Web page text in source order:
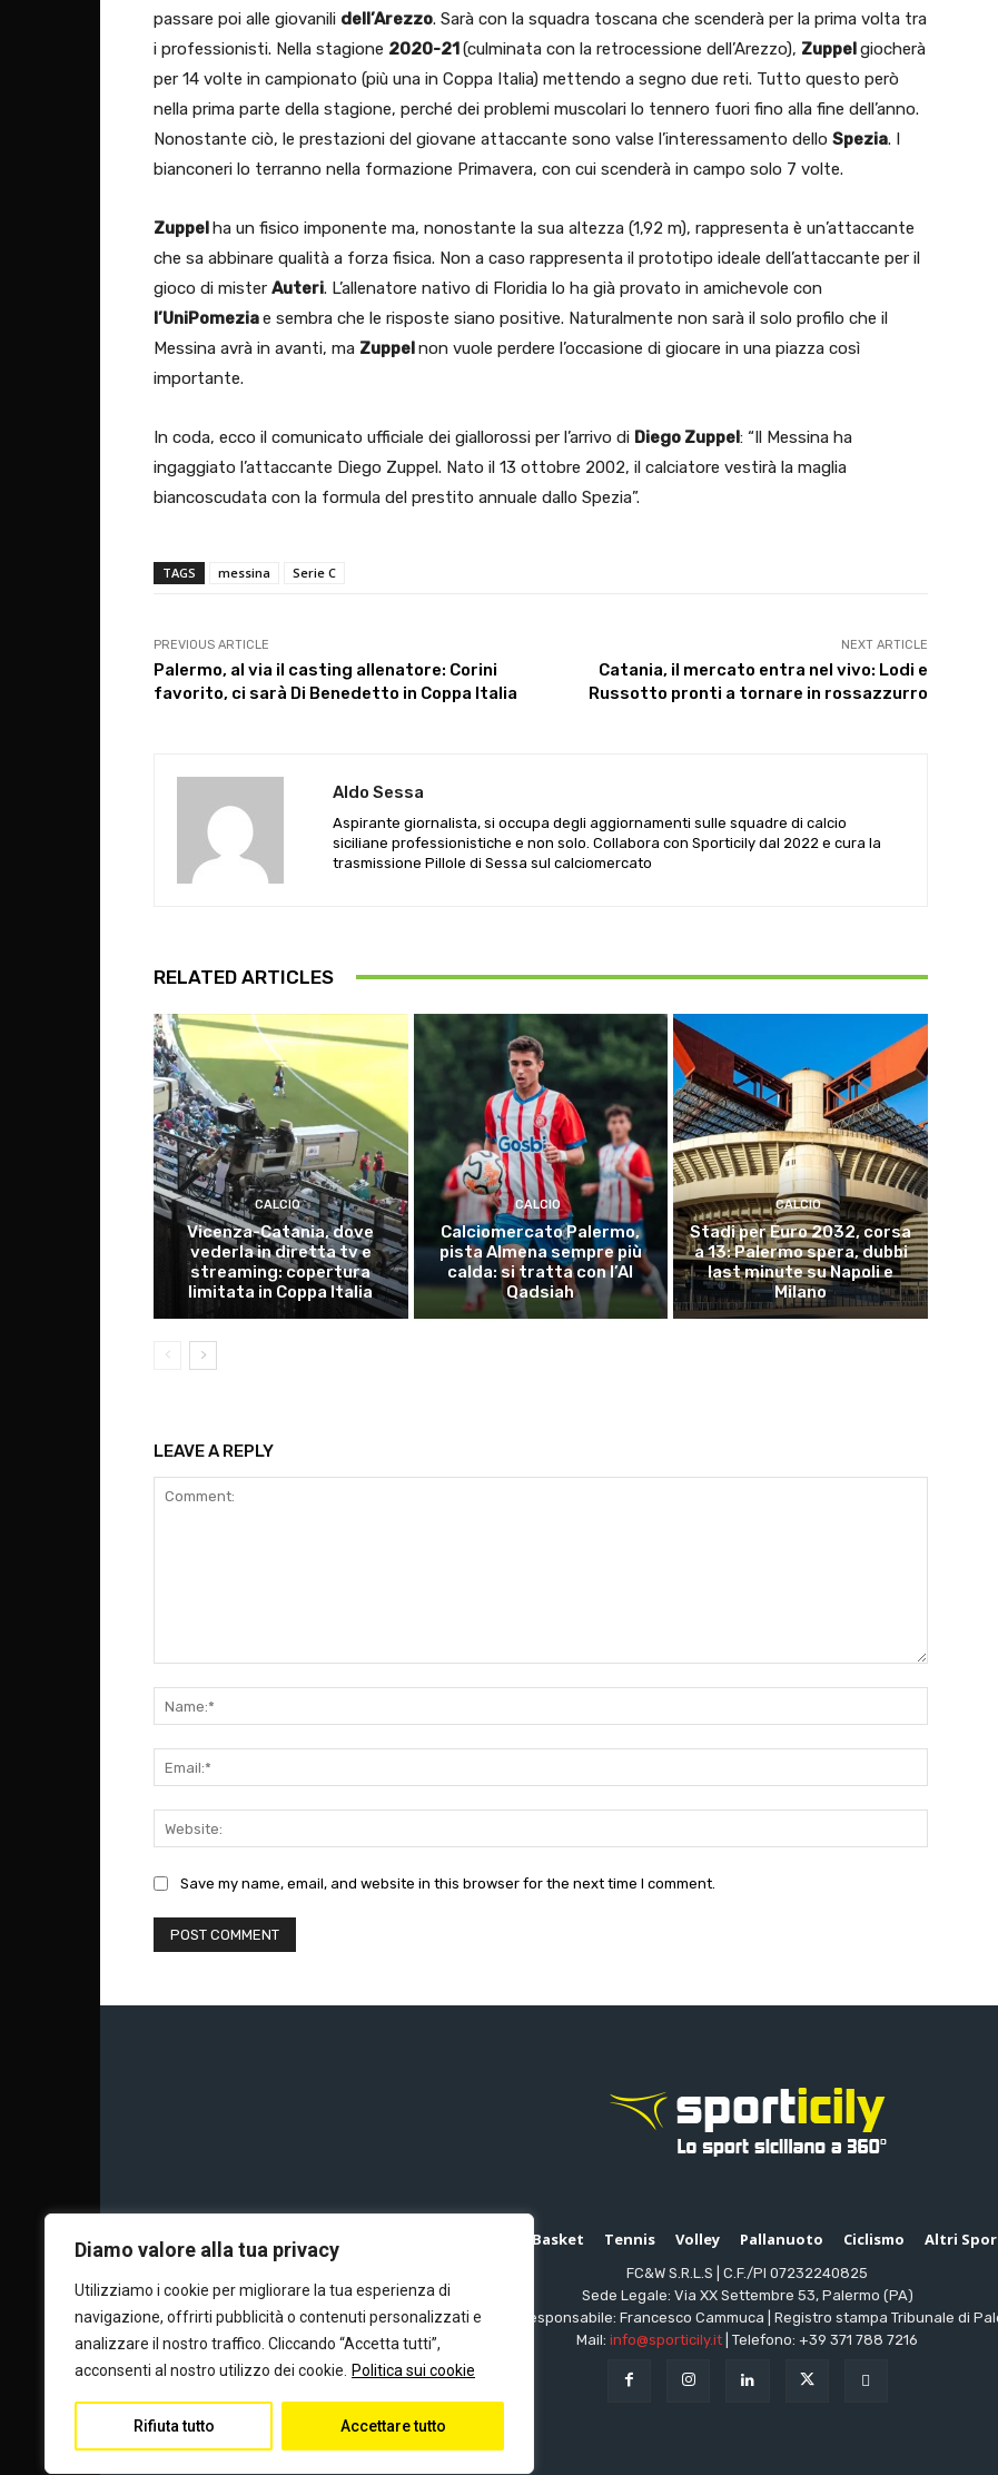
Diamo valore alla tua privacy
Utilizziamo i cookie per migliorare la tua esperienza di
navigazione, offrirti pubblicità o contenuti personalizzati e
analizzare il nostro traffico. Cliccando “Accetta tutti”,
acconsenti al nostro utilizzo dei cookie.
Politica sui cookie
Rifiuta tutto Accettare tutto
passare poi alle giovanili dell’Arezzo. Sarà con la squadra toscana che scenderà per la prima volta tra
i professionisti. Nella stagione 2020-21(culminata con la retrocessione dell’Arezzo), Zuppelgiocherà
per 14 volte in campionato (più una in Coppa Italia) mettendo a segno due reti. Tutto questo però
nella prima parte della stagione, perché dei problemi muscolari lo tennero fuori fino alla fine dell’anno.
Nonostante ciò, le prestazioni del giovane attaccante sono valse l’interessamento dello Spezia. I
bianconeri lo terranno nella formazione Primavera, con cui scenderà in campo solo 7 volte.
Zuppelha un fisico imponente ma, nonostante la sua altezza (1,92 m), rappresenta è un’attaccante
che sa abbinare qualità a forza fisica. Non a caso rappresenta il prototipo ideale dell’attaccante per il
gioco di mister Auteri. L’allenatore nativo di Floridia lo ha già provato in amichevole con
l’UniPomeziae sembra che le risposte siano positive. Naturalmente non sarà il solo profilo che il
Messina avrà in avanti, ma Zuppelnon vuole perdere l’occasione di giocare in una piazza così
importante.
In coda, ecco il comunicato ufficiale dei giallorossi per l’arrivo di Diego Zuppel: “Il Messina ha
ingaggiato l’attaccante Diego Zuppel. Nato il 13 ottobre 2002, il calciatore vestirà la maglia
biancoscudata con la formula del prestito annuale dallo Spezia”.
TAGS messina Serie C
PREVIOUS ARTICLE
Palermo, al via il casting allenatore: Corini
favorito, ci sarà Di Benedetto in Coppa Italia
NEXT ARTICLE
Catania, il mercato entra nel vivo: Lodi e
Russotto pronti a tornare in rossazzurro
Aldo Sessa
Aspirante giornalista, si occupa degli aggiornamenti sulle squadre di calcio
siciliane professionistiche e non solo. Collabora con Sporticily dal 2022 e cura la
trasmissione Pillole di Sessa sul calciomercato
RELATED ARTICLES
CALCIO
Vicenza-Catania, dove
vederla in diretta tv e
streaming: copertura
limitata in Coppa Italia
CALCIO
Calciomercato Palermo,
pista Almena sempre più
calda: si tratta con l’Al
Qadsiah
CALCIO
Stadi per Euro 2032, corsa
a 13: Palermo spera, dubbi
last minute su Napoli e
Milano
LEAVE A REPLY
Save my name, email, and website in this browser for the next time I comment.
Basket Tennis Volley Pallanuoto Ciclismo Altri
FC&W S.R.L.S | C.F./PI 07232240825
Sede Legale: Via XX Settembre 53, Palermo (PA)
Editore e direttore responsabile: Francesco Cammuca | Registro stampa Tribunale di
Mail:info@sporticily.it | Telefono:+39 371 788 7216